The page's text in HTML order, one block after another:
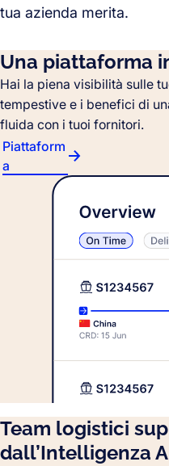
tua azienda merita.
Una piattaforma
Hai la piena visibilità sulle
tempestive e i benefici di
fluida con i tuoi fornitori.
Piattaform
a
Team logistici
dall’Intelligenza